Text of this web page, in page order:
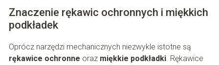
Znaczenie rękawic ochronnych i miękkich
podkładek
Oprócz narzędzi mechanicznych niezwykle istotne są
rękawice ochronne oraz miękkie podkładki. Rękawice